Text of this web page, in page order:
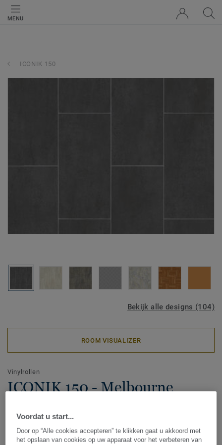
MENU
ICONIK 150
Bekijk alle designs (104)
ROOM VISUALIZER
Vinylrollen
ICONIK 150 - Melbourne
De ICONIK 150-collectie vinylvloeren voor thuis is
verkrijgbaar in diverse klassieke hout-, keramiek- en all-
Voordat u start...
Door op “Alle cookies accepteren” te klikken gaat u akkoord met
het opslaan van cookies op uw apparaat voor het verbeteren van